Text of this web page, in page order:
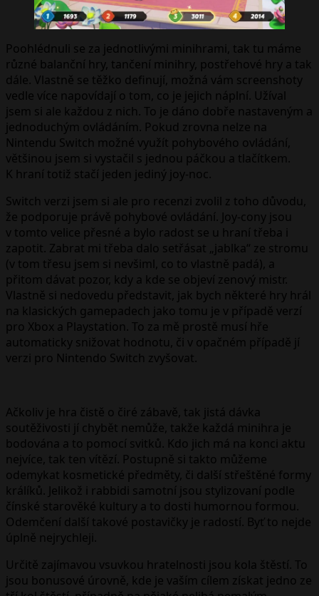
Poohlédnuli se za jednotlivými minihrami, tak tu máme
různé balanční hry, tančení minihry, postřehové hry a tak
dále. Vlastně se těžko definují, možná vám screenshoty
vedle více napovídají o tom, co je jejich náplní. Užíval
jsem si ale každou z nich. To je dáno dobře nastaveným a
jednoduchým ovládáním. Pokud zrovna nelze na
Nintendu Switch možné využít pohybového ovládání,
většinou jsem si vystačil s jednou páčkou a tlačítkem.
K hraní totiž stačí jeden jediný joy-noc.
Switch verzi jsem si ale pro recenzi zvolil z toho důvodu,
že podporuje právě pohybové ovládání. Joy-cony jsou
v tomto velice přesné a bylo radost se u hraní třeba i
zapotit. Zabrat mi třeba dalo setřásat „jablka“ ze stromu
(v tom třesu jsem si nevšiml, co to vlastně padá), a
přitom dávat pozor, kdy a kde se objeví zenový mistr.
Vlastně si nedovedu představit, jak bych některé hry hrál
na klasických gamepadech jako tomu je v případě verzí
pro Xbox a Playstation. To za mě prostě musí hře
automaticky snižovat hodnotu, či v opačném případě jí
verzi pro Nintendo Switch zvyšovat.
Ačkoliv je hra čistě o čiré zábavě, tak jistá dávka
soutěživosti jí chybět nemůže, takže každá minihra je
bodována a to pomocí svitků. Kdo jich má na konci aktu
nejvíce, tak ten vítězí. Postupně si takto můžeme
odemykat kosmetické předměty, či další střeštěné formy
králíků. Jelikož i rabbidi samotní jsou stylizovaní podle
čínské starověké kultury a to dosti humornou formou.
Odemčení další takové postavičky je radostí. Byť to nejde
úplně nejrychleji.
Určitě zajímavou vsuvkou hratelnosti jsou kola štěstí. To
jsou bonusové úrovně, kde je vaším cílem získat jedno ze